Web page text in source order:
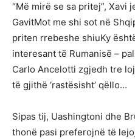
“Më mirë se sa pritej”, Xavi
GavitMot me shi sot në
priten rrebeshe shiuKy
interesant të Rumanisë –
Carlo Ancelotti zgjedh tre
të gjithë ‘rastësisht’ qëllo…
Sipas tij, Uashingtoni dhe
thonë pasi preferojnë të